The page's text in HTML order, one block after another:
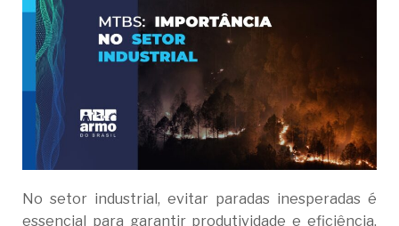
No setor industrial, evitar paradas inesperadas é
essencial para garantir produtividade e eficiência.